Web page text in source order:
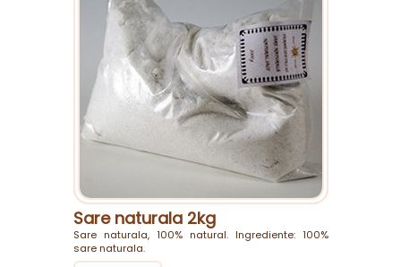
Sare naturala 2kg
Sare naturala, 100% natural. Ingrediente: 100%
sare naturala.